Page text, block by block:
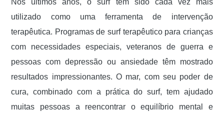
Nos últimos anos, o surf tem sido cada vez mais
utilizado como uma ferramenta de intervenção
terapêutica. Programas de surf terapêutico para crianças
com necessidades especiais, veteranos de guerra e
pessoas com depressão ou ansiedade têm mostrado
resultados impressionantes. O mar, com seu poder de
cura, combinado com a prática do surf, tem ajudado
muitas pessoas a reencontrar o equilíbrio mental e